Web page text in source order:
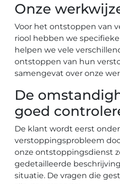
Onze
Voor het ontstoppen van
riool hebben we
helpen we vele
ontstoppen van hun
samengevat over onze
De
goed
De klant wordt eerst
verstoppingsprobleem
onze ontstoppingsdienst
gedetailleerde
situatie. De vragen die